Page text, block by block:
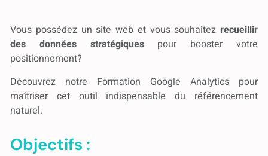
Vous possédez un site web et vous souhaitez recueillir
des données stratégiquespour booster votre
positionnement?
Découvrez notre Formation Google Analytics pour
maîtriser cet outil indispensable du référencement
naturel.
Objectifs :